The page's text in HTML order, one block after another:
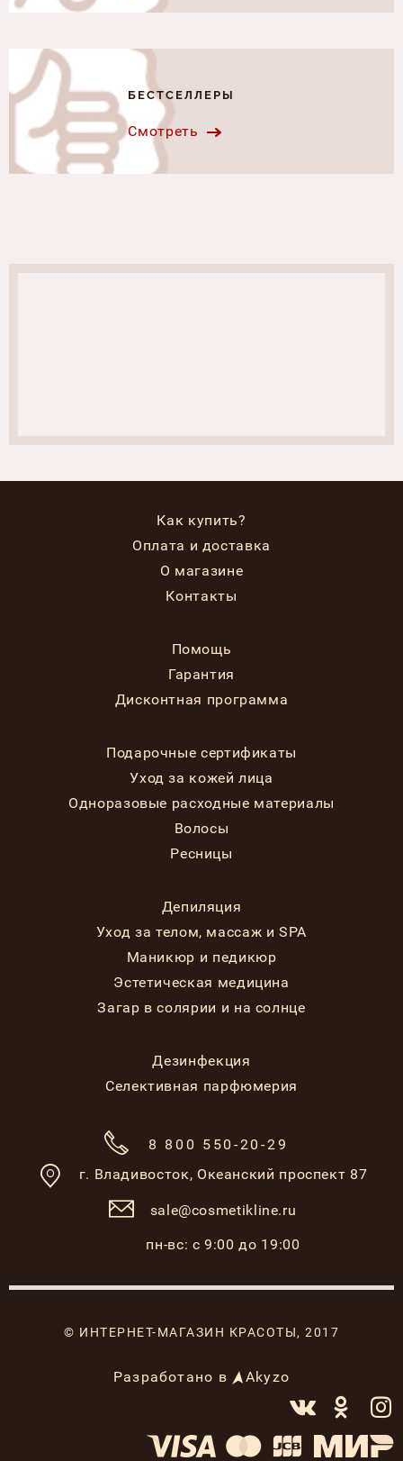
БЕСТСЕЛЛЕРЫ
Смотреть
Как купить?
Оплата и доставка
О магазине
Контакты
Помощь
Гарантия
Дисконтная программа
Подарочные сертификаты
Уход за кожей лица
Одноразовые расходные материалы
Волосы
Ресницы
Депиляция
Уход за телом, массаж и SPA
Маникюр и педикюр
Эстетическая медицина
Загар в солярии и на солнце
Дезинфекция
Селективная парфюмерия
8 800 550-20-29
г. Владивосток, Океанский проспект 87
sale@cosmetikline.ru
пн-вс: с 9:00 до 19:00
© ИНТЕРНЕТ-МАГАЗИН КРАСОТЫ, 2017
Разработано в Akyzo